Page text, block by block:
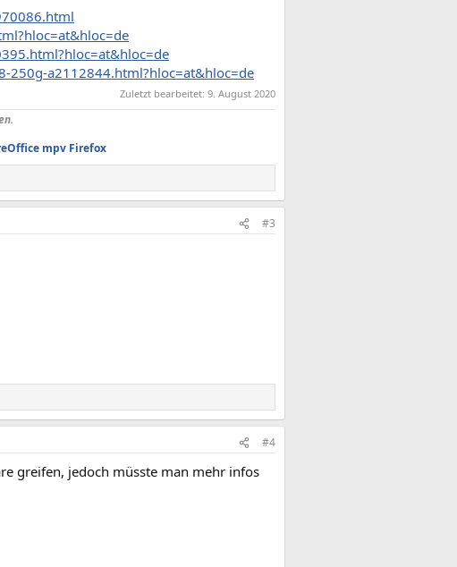
250g-a2112844.html?hloc=at&hloc=de
Zuletzt bearbeitet: 9. August 2020
mpv Firefox
#3
#4
greifen, jedoch müsste man mehr infos